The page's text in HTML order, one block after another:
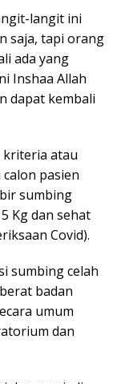
langit ini
saja, tapi orang
ada yang
Inshaa Allah
dapat kembali
kriteria atau
pasien
sumbing
Kg dan sehat
Covid).
sumbing celah
badan
umum
dan